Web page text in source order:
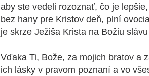
aby ste vedeli rozoznať, čo je
bez hany pre Kristov deň, plní
je skrze Ježiša Krista na Božiu
Vďaka Ti, Bože, za mojich bratov a
ich lásky v pravom poznaní a vo